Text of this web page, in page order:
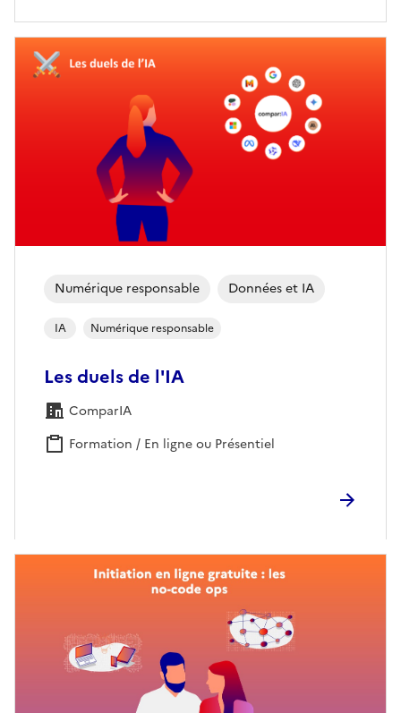
Numérique responsable Données et IA
IA Numérique responsable
Les duels de l'IA
ComparIA
Formation / En ligne ou Présentiel